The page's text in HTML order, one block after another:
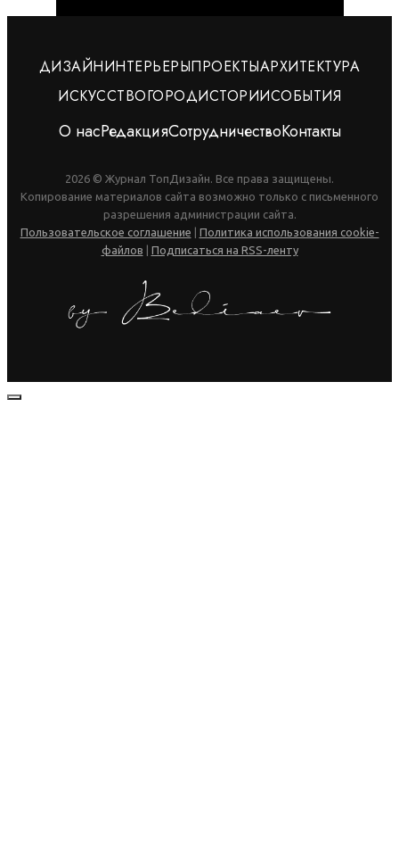
ДИЗАЙНИНТЕРЬЕРЫПРОЕКТЫАРХИТЕКТУРА
ИСКУССТВОГОРОДИСТОРИИСОБЫТИЯ
О насРедакцияСотрудничествоКонтакты
2026 © Журнал ТопДизайн. Все права защищены.
Копирование материалов сайта возможно только с письменного
разрешения администрации сайта.
Пользовательское соглашение
Политика использования cookie-
файлов
Подписаться на RSS-ленту